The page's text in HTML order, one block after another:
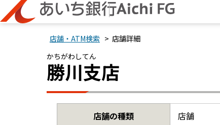
店舗・ATM検索 > 店舗詳細
かちがわしてん
勝川支店
店舗の種類 店舗